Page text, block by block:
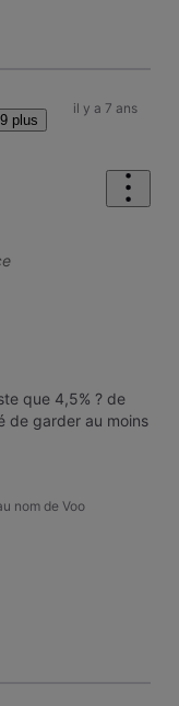
plus
il y a 7 ans
que 4,5% ? de
de garder au moins
nom de Voo